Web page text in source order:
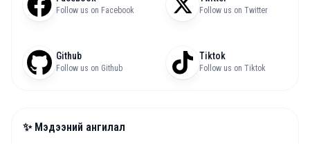
Follow us on Facebook Follow us on Twitter
Github
Follow us on Github
Tiktok
Follow us on Tiktok
✨ Мэдээний ангилал